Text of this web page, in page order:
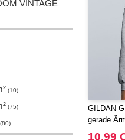
VINTAGE
(10)
(75)
(80)
GILDAN
gerade
10,99